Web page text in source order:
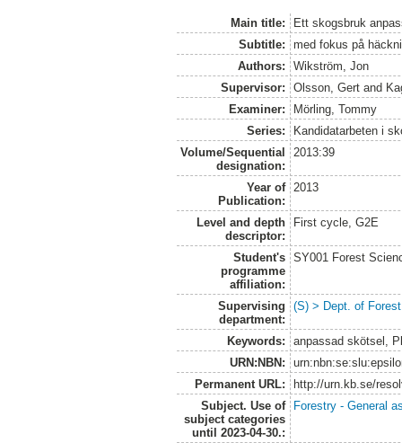
Main title:
Ett skogsbruk
Subtitle:
med fokus på
Authors:
Wikström, Jon
Supervisor:
Olsson, Gert and
Examiner:
Mörling, Tommy
Series:
Kandidatarbeten i
Volume/Sequential
designation:
2013:39
Year of
Publication:
2013
Level and depth
descriptor:
First cycle, G2E
Student's
programme
affiliation:
SY001 Forest
Supervising
department:
(S) > Dept. of
Keywords:
anpassad skötsel,
URN:NBN:
Permanent URL:
http://urn.kb.se/
Subject. Use of
subject categories
until 2023-04-30.:
Forestry - General